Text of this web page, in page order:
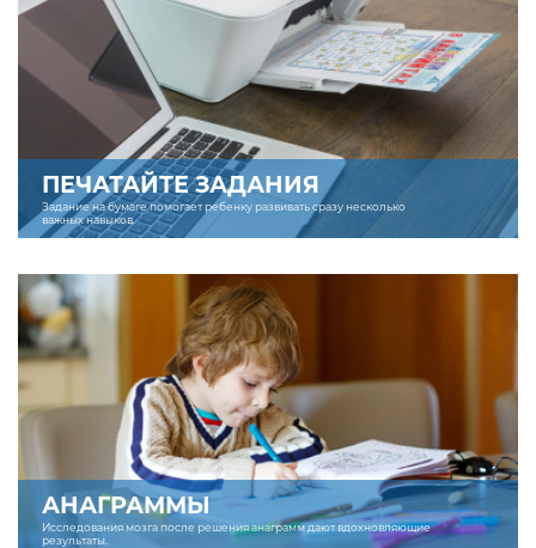
ПЕЧАТАЙТЕ ЗАДАНИЯ
Задание на бумаге помогает ребенку развивать сразу несколько
важных навыков.
АНАГРАММЫ
Исследования мозга после решения анаграмм дают вдохновляющие
результаты.